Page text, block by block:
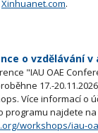
Xinhuanet.com.
o vzdělávání
"IAU OAE
17.-
Více informací o
programu najdete
workshops/iau-